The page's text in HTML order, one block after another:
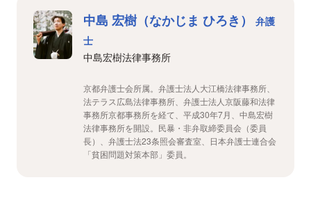
中島 宏樹（なかじま ひろき）
弁護
士
中島宏樹法律事務所
京都弁護士会所属。弁護士法人大江橋法律事務所、
法テラス広島法律事務所、弁護士法人京阪藤和法律
事務所京都事務所を経て、平成30年7月、中島宏樹
法律事務所を開設。民暴・非弁取締委員会（委員
長）、弁護士法23条照会審査室、日本弁護士連合会
「貧困問題対策本部」委員。